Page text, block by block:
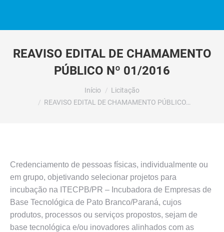
REAVISO EDITAL DE CHAMAMENTO
PÚBLICO Nº 01/2016
Início
Licitação
REAVISO EDITAL DE CHAMAMENTO PÚBLICO…
Credenciamento de pessoas físicas, individualmente ou
em grupo, objetivando selecionar projetos para
incubação na ITECPB/PR – Incubadora de Empresas de
Base Tecnológica de Pato Branco/Paraná, cujos
produtos, processos ou serviços propostos, sejam de
base tecnológica e/ou inovadores alinhados com as